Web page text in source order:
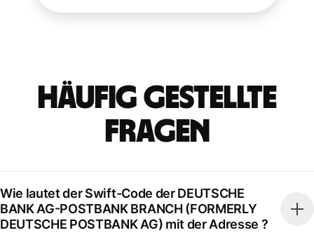
Häufig gestellte
Fragen
Wie lautet der Swift-Code der DEUTSCHE
BANK AG-POSTBANK BRANCH (FORMERLY
DEUTSCHE POSTBANK AG) mit der Adresse ?